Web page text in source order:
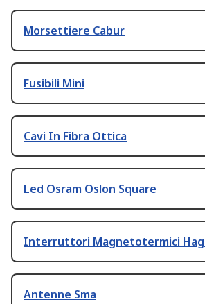
Morsettiere Cabur
Fusibili Mini
Cavi In Fibra Ottica
Led Osram Oslon Square
Interruttori Magnetotermici
Antenne Sma